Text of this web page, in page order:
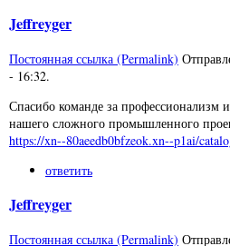
Jeffreyger
Постоянная ссылка (Permalink)
- 16:32.
Спасибо команде за профессионализм
нашего сложного промышленного
https://xn--80aeedb0bfzeok.xn--p1ai/
ответить
Jeffreyger
Постоянная ссылка (Permalink)